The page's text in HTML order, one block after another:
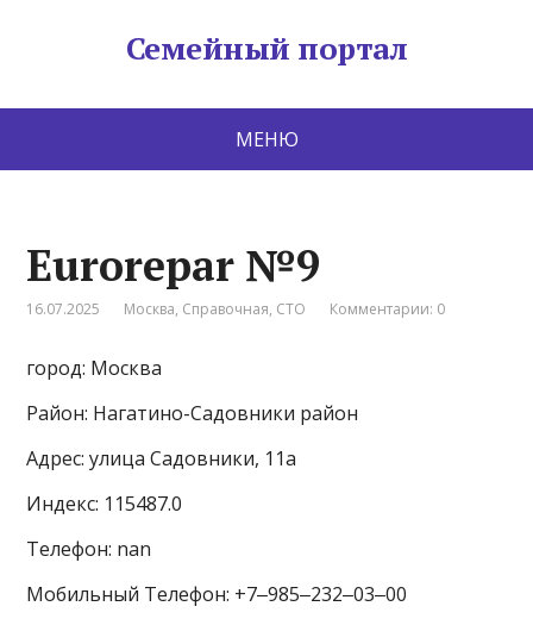
Семейный портал
МЕНЮ
Eurorepar №9
16.07.2025 Москва, Справочная, СТО Комментарии: 0
город: Москва
Район: Нагатино-Садовники район
Адрес: улица Садовники, 11а
Индекс: 115487.0
Телефон: nan
Мобильный Телефон: +7‒985‒232‒03‒00